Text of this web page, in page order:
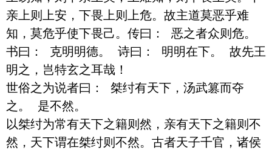
亲上则上安，下畏上则上危。故主道莫恶乎难
知，莫危乎使下畏己。传曰： 恶之者众则危。
书曰： 克明明德。 诗曰： 明明在下。 故先王
明之，岂特玄之耳哉！
世俗之为说者曰： 桀纣有天下，汤武篡而夺
之。 是不然。
以桀纣为常有天下之籍则然，亲有天下之籍则不
然，天下谓在桀纣则不然。古者天子千官，诸侯